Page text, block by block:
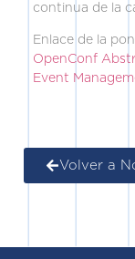
continua de la
Enlace de la
OpenConf
Event
Volver a